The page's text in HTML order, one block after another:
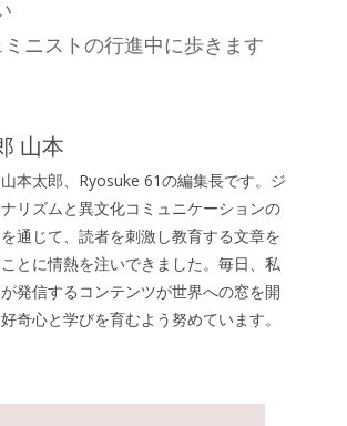
ニストの行進中に歩きます
山本
本太郎、Ryosuke 61の編集長です。ジ
リズムと異文化コミュニケーションの
通じて、読者を刺激し教育する文章を
とに情熱を注いできました。毎日、私
発信するコンテンツが世界への窓を開
奇心と学びを育むよう努めています。